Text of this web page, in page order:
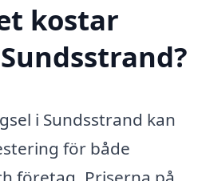
kostar
i Sundsstrand kan
för både